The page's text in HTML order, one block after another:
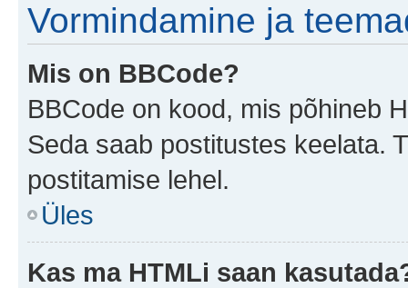
Vormindamine ja
Mis on BBCode?
BBCode on kood, mis põhineb
Seda saab postitustes keelata.
postitamise lehel.
Üles
Kas ma HTMLi saan